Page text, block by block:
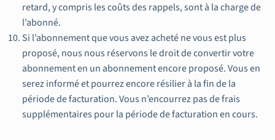
retard, y compris les coûts des rappels, sont à la charge de
l’abonné.
Si l’abonnement que vous avez acheté ne vous est plus
proposé, nous nous réservons le droit de convertir votre
abonnement en un abonnement encore proposé. Vous en
serez informé et pourrez encore résilier à la fin de la
période de facturation. Vous n’encourrez pas de frais
supplémentaires pour la période de facturation en cours.